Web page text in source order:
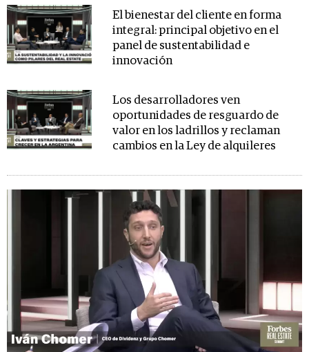
El bienestar del cliente en forma
integral: principal objetivo en el
panel de sustentabilidad e
innovación
Los desarrolladores ven
oportunidades de resguardo de
valor en los ladrillos y reclaman
cambios en la Ley de alquileres